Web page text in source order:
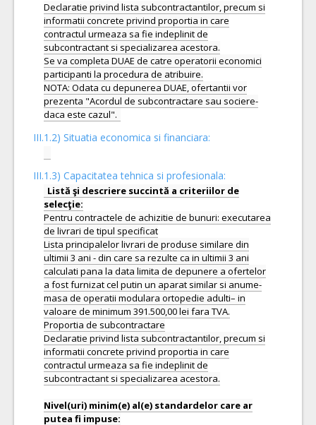
Declaratie privind lista subcontractantilor, precum si
informatii concrete privind proportia in care
contractul urmeaza sa fie indeplinit de
subcontractant si specializarea acestora.
Se va completa DUAE de catre operatorii economici
participanti la procedura de atribuire.
NOTA: Odata cu depunerea DUAE, ofertantii vor
prezenta "Acordul de subcontractare sau sociere-
III.1.2) Situatia economica si financiara:
III.1.3) Capacitatea tehnica si profesionala:
Listă şi descriere succintă a criteriilor de
Pentru contractele de achizitie de bunuri: executarea
de livrari de tipul specificat
Lista principalelor livrari de produse similare din
ultimii 3 ani - din care sa rezulte ca in ultimii 3 ani
calculati pana la data limita de depunere a ofertelor
a fost furnizat cel putin un aparat similar si anume-
masa de operatii modulara ortopedie adulti– in
valoare de minimum 391.500,00 lei fara TVA.
Proportia de subcontractare
Declaratie privind lista subcontractantilor, precum si
informatii concrete privind proportia in care
contractul urmeaza sa fie indeplinit de
subcontractant si specializarea acestora.
Nivel(uri) minim(e) al(e) standardelor care ar